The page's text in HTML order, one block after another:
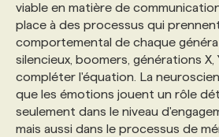
viable en matière de
place à des processus qui
comportemental de chaque
silencieux, boomers, générations X,
compléter l'équation. La
que les émotions jouent un rôle
seulement dans le niveau
mais aussi dans le processus de